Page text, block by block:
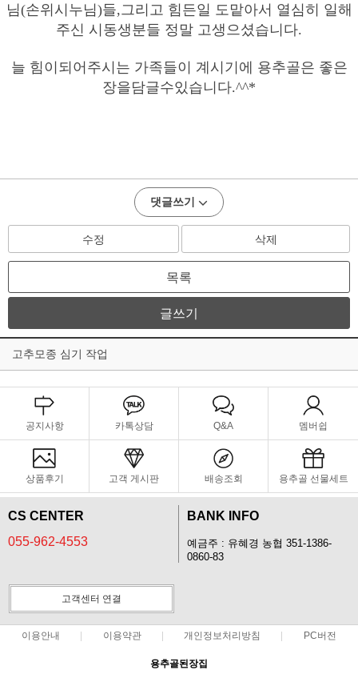
님(손위시누님)들,그리고 힘든일 도맡아서 열심히 일해
주신 시동생분들 정말 고생으셨습니다.
늘 힘이되어주시는 가족들이 계시기에 용추골은 좋은
장을담글수있습니다.^^*
댓글쓰기
수정 삭제
목록
글쓰기
고추모종 심기 작업
공지사항 카톡상담 Q&A 멤버쉽
상품후기 고객 게시판 배송조회 용추골 선물세트
CS CENTER
055-962-4553
BANK INFO
예금주 : 유혜경 농협 351-1386-
0860-83
고객센터 연결
이용안내 이용약관 개인정보처리방침 PC버전
용추골된장집